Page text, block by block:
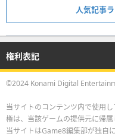
人気記事
権利表記
©2024 Konami Digital
当サイトのコンテンツ内で使用
権は、当該ゲームの提供元に帰属
当サイトはGame8編集部が独自